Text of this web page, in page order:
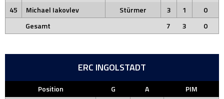
45
Michael Iakovlev Stürmer 3 1
0
Gesamt
7 3 0
ERC INGOLSTADT
Position G A
PIM